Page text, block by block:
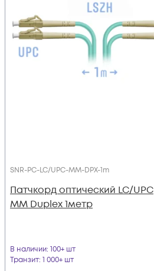
SNR-PC-LC/UPC-MM-DPX-1m
Патчкорд оптический LC/UPC
MM Duplex 1метр
В наличии: 100+ шт
Транзит: 1 000+ шт